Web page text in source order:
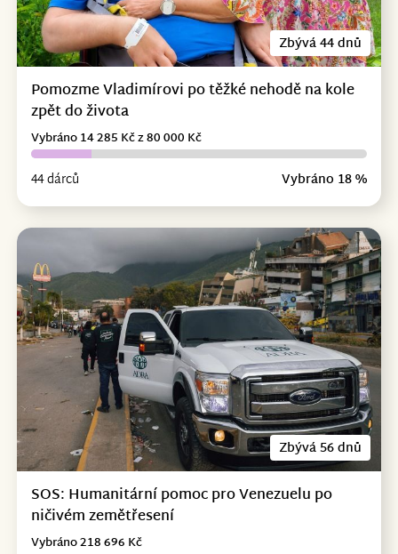
Zbývá 44 dnů
Pomozme Vladimírovi po těžké nehodě na kole
zpět do života
44 dárců Vybráno 18 %
Vybráno 14 285 Kč z 80 000 Kč
Zbývá 56 dnů
SOS: Humanitární pomoc pro Venezuelu po
ničivém zemětřesení
Vybráno 218 696 Kč